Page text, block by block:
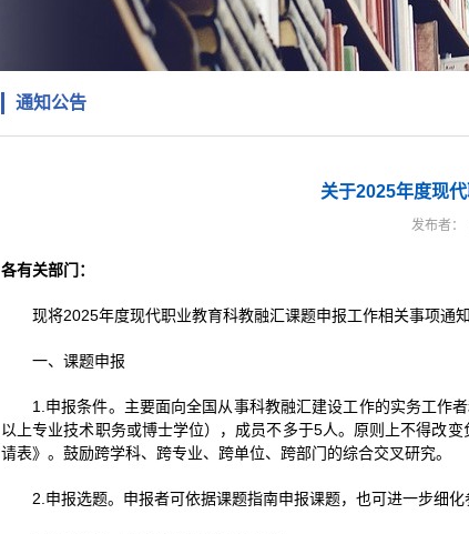
通知公告
关于2025年度现
发布者：
各有关部门：
现将2025年度现代职业教育科教融汇课题申报工作相关事项通
一、课题申报
1.申报条件。主要面向全国从事科教融汇建设工作的实务工作
以上专业技术职务或博士学位），成员不多于5人。原则上不得改
请表》。鼓励跨学科、跨专业、跨单位、跨部门的综合交叉研究。
2.申报选题。申报者可依据课题指南申报课题，也可进一步细